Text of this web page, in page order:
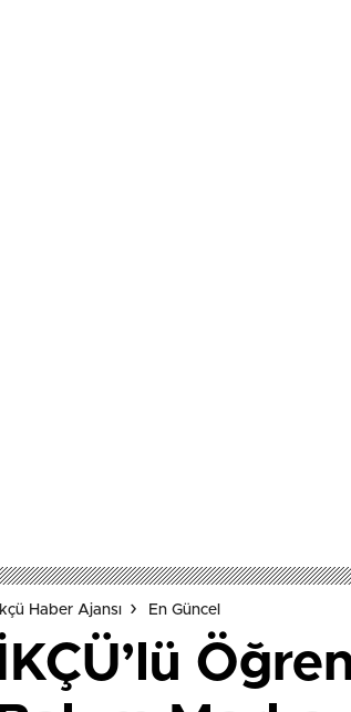
İkçü Haber Ajansı En Güncel
İKÇÜ’lü